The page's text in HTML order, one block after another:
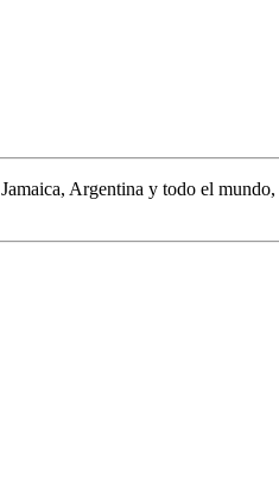
Jamaica, Argentina y todo el mundo,